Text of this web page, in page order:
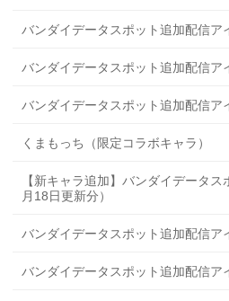
バンダイデータスポット追加配信ア
バンダイデータスポット追加配信ア
バンダイデータスポット追加配信ア
くまもっち（限定コラボキャラ）
【新キャラ追加】バンダイデータ
月18日更新分）
バンダイデータスポット追加配信ア
バンダイデータスポット追加配信ア